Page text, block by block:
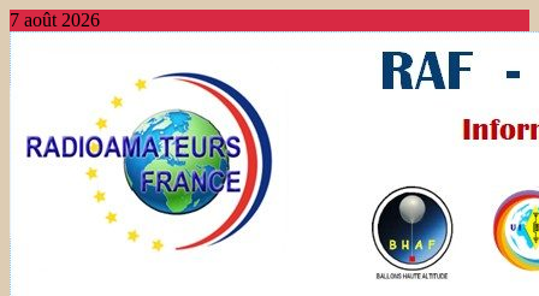
7 août 2026